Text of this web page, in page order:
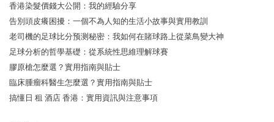
香港染髮價錢大公開：我的經驗分享
告別頭皮癢困擾：一個不為人知的生活小故事與實用教訓
老司機的足球比分预测秘密：我如何在賭球路上從菜鳥變大神
足球分析的哲學基礎：從系統性思維理解球賽
膠原槍怎麼選？實用指南與貼士
臨床腫瘤科醫生怎麼選？實用指南與貼士
搞懂日 租 酒店 香港：實用資訊與注意事項